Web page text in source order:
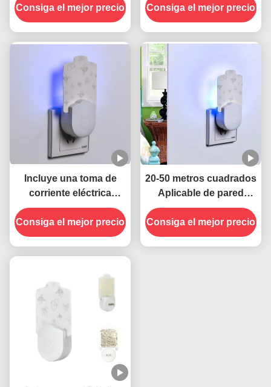
Consiga el mejor precio
UV que mata mosquitos
Trampa para insectos
Consiga el mejor precio
Incluye una toma de
corriente eléctrica
portátil de 395 NM UV
para matar mosquitos
Control sostenible y
Consiga el mejor precio
20-50 metros cuadrados
Aplicable de pared
eléctrica enchufable
enchufe UV Lámpara
contra mosquitos
Consiga el mejor precio